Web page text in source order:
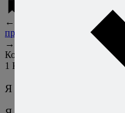
Рецепты из персиков
←
Универсальные
продукты
→
Ода оливковому
Комментарии
1 Катерина
Я приберегаю окрошку :)